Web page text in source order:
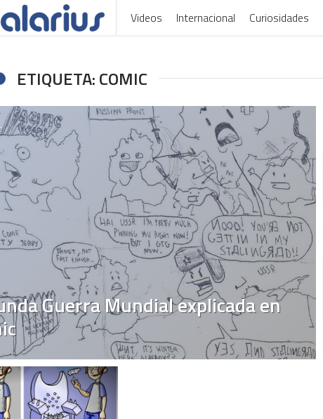
Videos Internacional Curiosidades
ETIQUETA: COMIC
Guerra Mundial explicada en